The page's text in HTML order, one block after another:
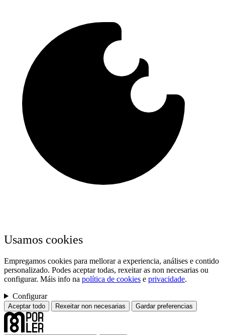
Usamos cookies
Empregamos cookies para mellorar a experiencia, análises e contido
personalizado. Podes aceptar todas, rexeitar as non necesarias ou
configurar. Máis info na política de cookies e privacidade.
Configurar
Aceptar todo Rexeitar non necesarias Gardar preferencias